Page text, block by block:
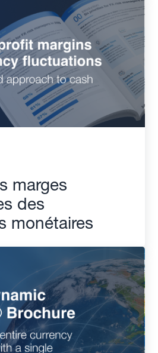
marges
des
monétaires